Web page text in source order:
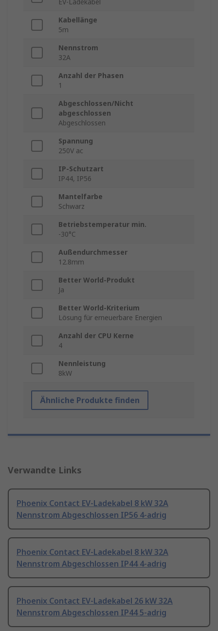
EV-Ladekabel
Kabellänge
5m
Nennstrom
32A
Anzahl der Phasen
1
Abgeschlossen/Nicht
abgeschlossen
Abgeschlossen
Spannung
250V ac
IP-Schutzart
IP44, IP56
Mantelfarbe
Schwarz
Betriebstemperatur min.
-30°C
Außendurchmesser
12.8mm
Better World-Produkt
Ja
Better World-Kriterium
Lösung für erneuerbare Energien
Anzahl der CPU Kerne
4
Nennleistung
8kW
Ähnliche Produkte finden
Verwandte Links
Phoenix Contact EV-Ladekabel 8 kW 32A
Nennstrom Abgeschlossen IP56 4-adrig
Phoenix Contact EV-Ladekabel 8 kW 32A
Nennstrom Abgeschlossen IP44 4-adrig
Phoenix Contact EV-Ladekabel 26 kW 32A
Nennstrom Abgeschlossen IP44 5-adrig